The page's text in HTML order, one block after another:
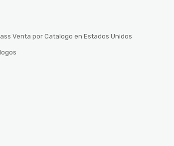
Venta por Catalogo en Estados Unidos